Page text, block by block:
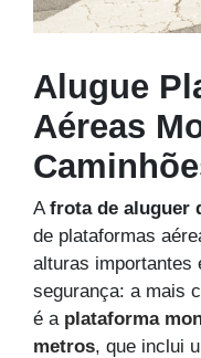
Alugue
Aéreas
Afrota de aluguer
de plataformas
alturas importantes
segurança: a mais
é a plataforma
metros, que inclui